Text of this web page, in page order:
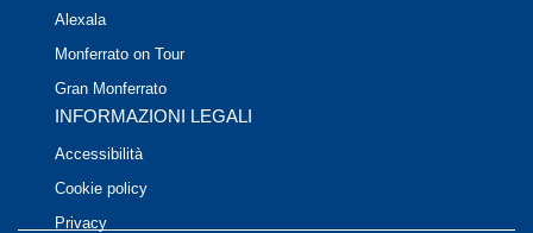
Alexala
Monferrato on Tour
Gran Monferrato
INFORMAZIONI LEGALI
Accessibilità
Cookie policy
Privacy